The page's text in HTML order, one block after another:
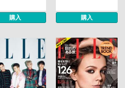
購入 購入